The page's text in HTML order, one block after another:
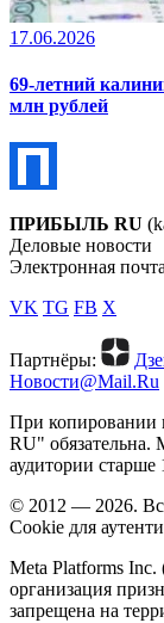
17.06.2026
69-летний
млн рублей
ПРИБЫЛЬ RU
Деловые новости
Электронная
VK TG FB X
Партнёры:
Новости@Mail.Ru
При копировании
RU" обязательна.
аудитории старше
© 2012 — 2026.
Cookie для
Meta Platforms
организация
запрещена на